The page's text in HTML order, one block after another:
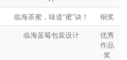
临海茶蜜，味道“蜜”诀！
铜奖
临海蓝莓包装设计
优秀
作品
奖